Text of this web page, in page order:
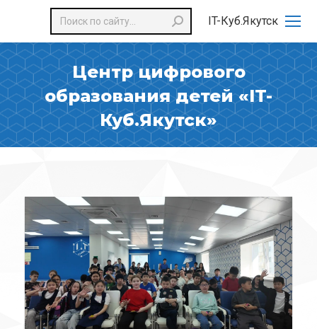
IT-Куб.Якутск
Поиск:
Центр цифрового
образования детей «IT-
Куб.Якутск»